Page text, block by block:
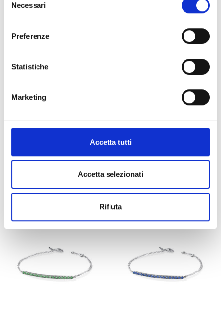
delNecessari
Preferenze
Statistiche
Marketing
Accetta tutti
Accetta selezionati
Rifiuta
824,00€
SCEGLI
814,00€
SCEGLI